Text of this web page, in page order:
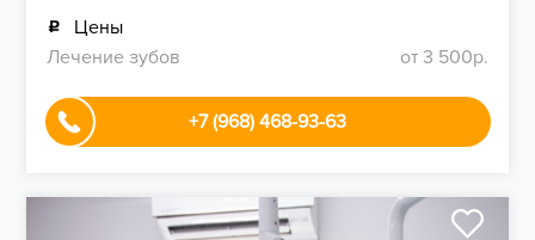
Цены
Лечение зубов
от 3 500р.
+7 (968) 468-93-63